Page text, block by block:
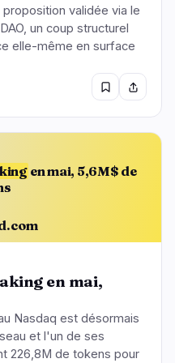
validée via le
un coup structurel
elle-même en surface
en mai, 5,6M$ de
en mai,
Nasdaq est désormais
et l'un de ses
226,8M de tokens pour